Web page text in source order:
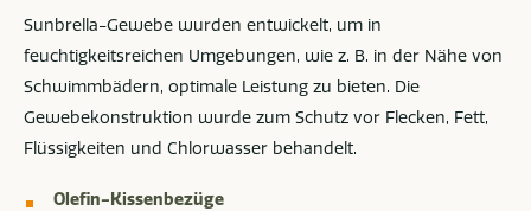
Sunbrella-Gewebe wurden entwickelt, um in
feuchtigkeitsreichen Umgebungen, wie z. B. in der Nähe von
Schwimmbädern, optimale Leistung zu bieten. Die
Gewebekonstruktion wurde zum Schutz vor Flecken, Fett,
Flüssigkeiten und Chlorwasser behandelt.
Olefin-Kissenbezüge